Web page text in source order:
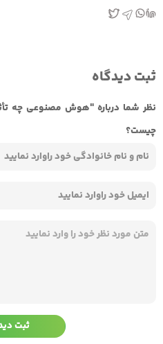
ثبت دیدگاه
نظر شما درباره "هوش مصنوعی چه
چیست؟